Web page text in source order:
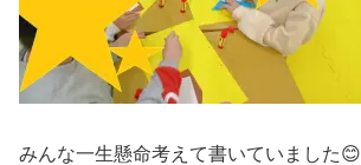
みんな一生懸命考えて書いていました😊